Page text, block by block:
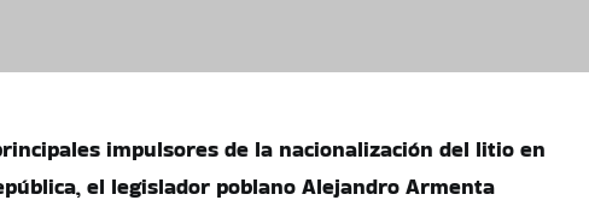
impulsores de la nacionalización del litio en
el legislador poblano Alejandro Armenta